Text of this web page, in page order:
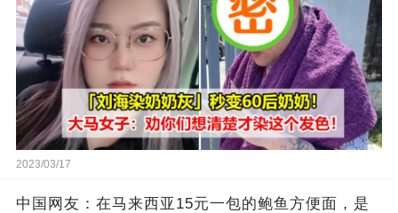
2023/03/17
中国网友：在马来西亚15元一包的鲍鱼方便面，是